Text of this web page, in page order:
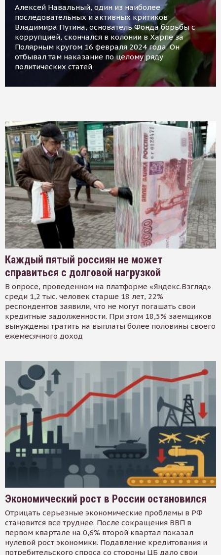
Алексей Навальный, один из наиболее
последовательных и активных критиков
Владимира Путина, основатель Фонда борьбы с
коррупцией, скончался в колонии в Харпе за
Полярным кругом 16 февраля 2024 года. Он
отбывал там наказание по целому ряду
политических статей
Каждый пятый россиян не может
справиться с долговой нагрузкой
В опросе, проведенном на платформе «Яндекс.Взгляд»
среди 1,2 тыс. человек старше 18 лет, 22%
респондентов заявили, что не могут погашать свои
кредитные задолженности. При этом 18,5% заемщиков
вынуждены тратить на выплаты более половины своего
ежемесячного доход
Экономический рост в России остановился
Отрицать серьезные экономические проблемы в РФ
становится все труднее. После сокращения ВВП в
первом квартале на 0,6% второй квартал показал
нулевой рост экономики. Подавление кредитования и
потребительского спроса со стороны ЦБ дало свои